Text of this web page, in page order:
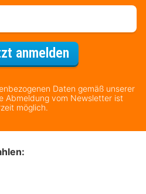
anmeldenFür den
Daten gemäß unserer
Abmeldung vom Newsletter ist
möglich.